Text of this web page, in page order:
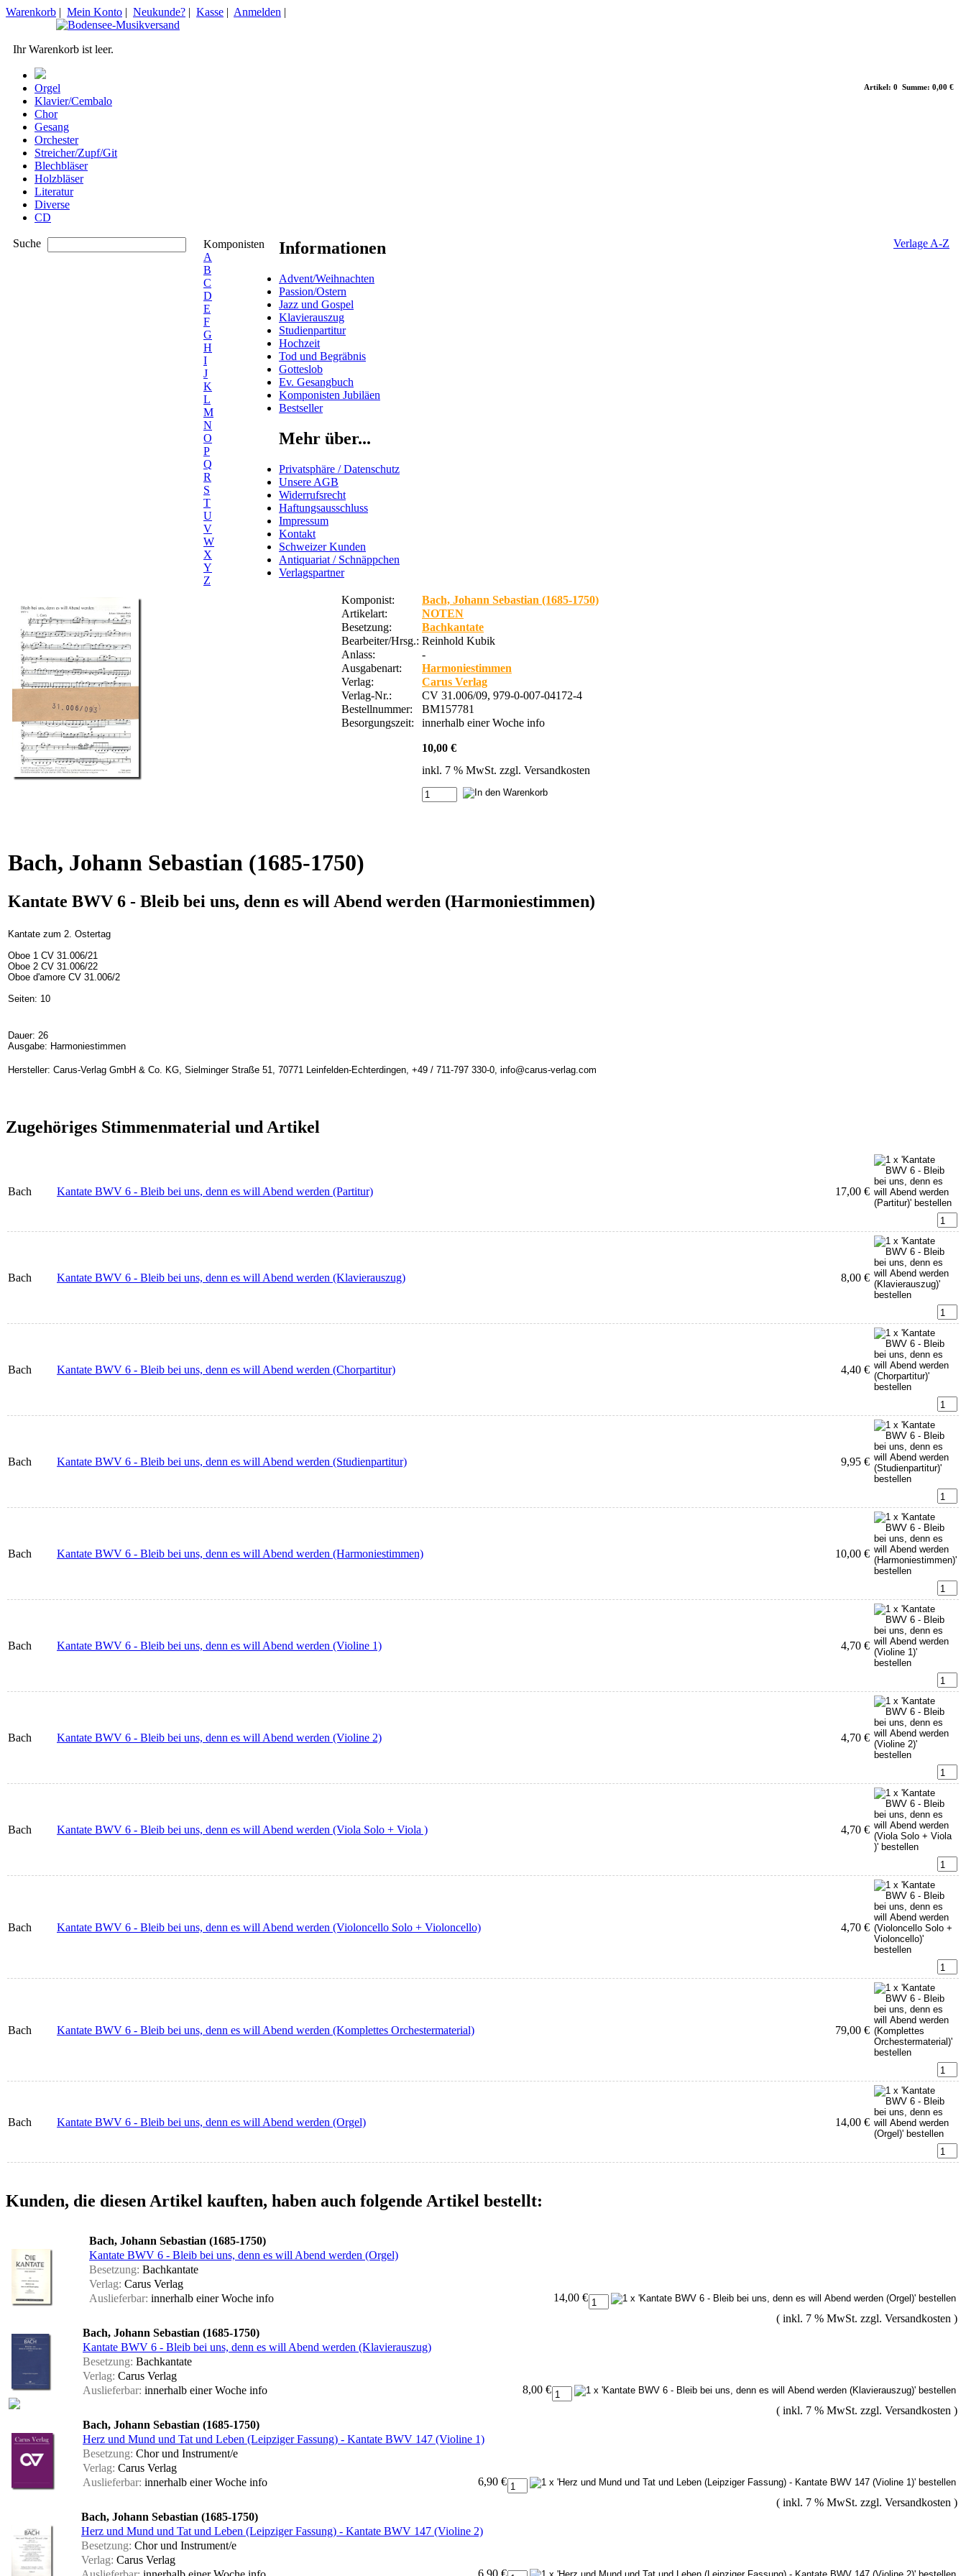
Artikel: 0 Summe: 0,00 €
Warenkorb | Mein Konto | Neukunde? | Kasse | Anmelden |
Ihr Warenkorb ist leer.
Orgel
Klavier/Cembalo
Chor
Gesang
Orchester
Streicher/Zupf/Git
Blechbläser
Holzbläser
Literatur
Diverse
CD
Suche
Komponisten
A
B
C
D
E
F
G
H
I
J
K
L
M
N
O
P
Q
R
S
T
U
V
W
X
Y
Z
Verlage A-Z
Informationen
Advent/Weihnachten
Passion/Ostern
Jazz und Gospel
Klavierauszug
Studienpartitur
Hochzeit
Tod und Begräbnis
Gotteslob
Ev. Gesangbuch
Komponisten Jubiläen
Bestseller
Mehr über...
Privatsphäre / Datenschutz
Unsere AGB
Widerrufsrecht
Haftungsausschluss
Impressum
Kontakt
Schweizer Kunden
Antiquariat / Schnäppchen
Verlagspartner
Komponist:
Bach, Johann Sebastian (1685-1750)
Artikelart:
NOTEN
Besetzung:
Bachkantate
Bearbeiter/Hrsg.: Reinhold Kubik
Anlass:
-
Ausgabenart:
Harmoniestimmen
Verlag:
Carus Verlag
Verlag-Nr.:
CV 31.006/09, 979-0-007-04172-4
Bestellnummer:
BM157781
Besorgungszeit:
innerhalb einer Woche info
10,00 €
inkl. 7 % MwSt. zzgl. Versandkosten
Bach, Johann Sebastian (1685-1750)
Kantate BWV 6 - Bleib bei uns, denn es will Abend werden (Harmoniestimmen)
Kantate zum 2. Ostertag
Oboe 1 CV 31.006/21
Oboe 2 CV 31.006/22
Oboe d'amore CV 31.006/2
Seiten: 10
Dauer: 26
Ausgabe: Harmoniestimmen
Hersteller: Carus-Verlag GmbH & Co. KG, Sielminger Straße 51, 70771 Leinfelden-Echterdingen, +49 / 711-797 330-0, info@carus-verlag.com
Zugehöriges Stimmenmaterial und Artikel
Bach Kantate BWV 6 - Bleib bei uns, denn es will Abend werden (Partitur) 17,00 €
Bach Kantate BWV 6 - Bleib bei uns, denn es will Abend werden (Klavierauszug) 8,00 €
Bach Kantate BWV 6 - Bleib bei uns, denn es will Abend werden (Chorpartitur) 4,40 €
Bach Kantate BWV 6 - Bleib bei uns, denn es will Abend werden (Studienpartitur) 9,95 €
Bach Kantate BWV 6 - Bleib bei uns, denn es will Abend werden (Harmoniestimmen) 10,00 €
Bach Kantate BWV 6 - Bleib bei uns, denn es will Abend werden (Violine 1) 4,70 €
Bach Kantate BWV 6 - Bleib bei uns, denn es will Abend werden (Violine 2) 4,70 €
Bach Kantate BWV 6 - Bleib bei uns, denn es will Abend werden (Viola Solo + Viola ) 4,70 €
Bach Kantate BWV 6 - Bleib bei uns, denn es will Abend werden (Violoncello Solo + Violoncello) 4,70 €
Bach Kantate BWV 6 - Bleib bei uns, denn es will Abend werden (Komplettes Orchestermaterial) 79,00 €
Bach Kantate BWV 6 - Bleib bei uns, denn es will Abend werden (Orgel) 14,00 €
Kunden, die diesen Artikel kauften, haben auch folgende Artikel bestellt:
Bach, Johann Sebastian (1685-1750)
Kantate BWV 6 - Bleib bei uns, denn es will Abend werden (Orgel)
Besetzung: Bachkantate
Verlag: Carus Verlag
Auslieferbar: innerhalb einer Woche info
14,00 €
( inkl. 7 % MwSt. zzgl. Versandkosten )
Bach, Johann Sebastian (1685-1750)
Kantate BWV 6 - Bleib bei uns, denn es will Abend werden (Klavierauszug)
Besetzung: Bachkantate
Verlag: Carus Verlag
Auslieferbar: innerhalb einer Woche info
8,00 €
( inkl. 7 % MwSt. zzgl. Versandkosten )
Bach, Johann Sebastian (1685-1750)
Herz und Mund und Tat und Leben (Leipziger Fassung) - Kantate BWV 147 (Violine 1)
Besetzung: Chor und Instrument/e
Verlag: Carus Verlag
Auslieferbar: innerhalb einer Woche info
6,90 €
( inkl. 7 % MwSt. zzgl. Versandkosten )
Bach, Johann Sebastian (1685-1750)
Herz und Mund und Tat und Leben (Leipziger Fassung) - Kantate BWV 147 (Violine 2)
Besetzung: Chor und Instrument/e
Verlag: Carus Verlag